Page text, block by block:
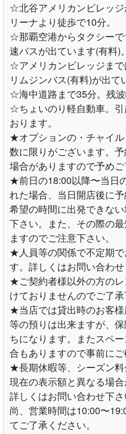
☆北谷アメリカンビレッ
リーナより徒歩で10分。
☆那覇空港からタクシー
速バスが出ています(有料)。
☆アメリカンビレッジま
リムジンバス(有料)が出て
☆海中道路まで35分。残波
☆ちょいのり軽自動車。
おります。
★オプションの・チャイ
数に限りがございます。
場合がありますので予めご
★前日の18:00以降〜当日
れた場合、当日開店後に
希望の時間に出発できな
下さい。また、その際の
ますのでご注意下さい。
★人員等の関係で不定期
す。詳しくはお問い合わせ
★ご契約者様以外の方の
けておりませんのでご了承
★当店では貸出時のお客
等の預りは出来ますが、
ちになります。またスペ
合もありますので事前にご
★長期休暇等、シーズン料
現在の表示額と異なる場
詳しくはお問い合わせ下さ
尚、営業時間は10:00〜
てご了承ください。